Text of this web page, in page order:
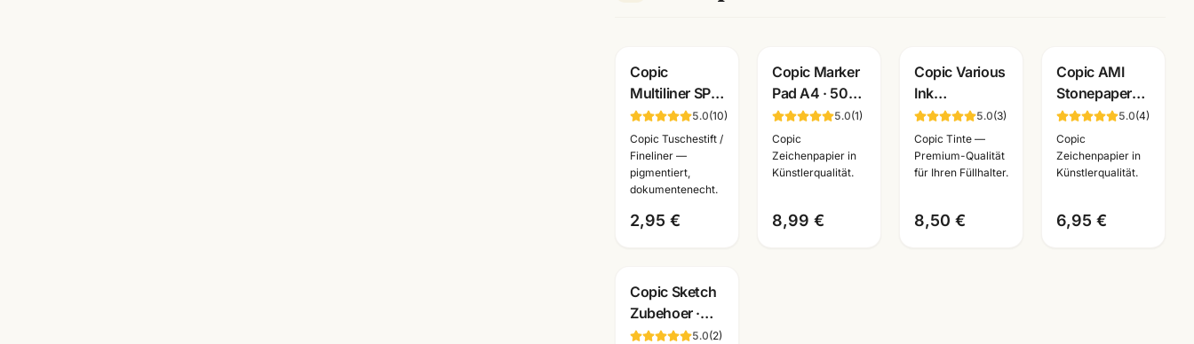
Copic
Multiliner SP
Fineliner
schwarz ·
pigmentiert ·
nachfüllbar ·
wählbare
Stärken
5.0(10)
Copic Tuschestift /
Fineliner —
pigmentiert,
dokumentenecht.
2,95 €
Copic Marker
Pad A4 · 50
Blatt 75g/m² ·
Layoutblock
für Marker ·
Mannheim
5.0(1)
Copic
Zeichenpapier in
Künstlerqualität.
8,99 €
Copic Various
Ink
Nachfueller ·
alle Farben
BV000-B99 ·
Künstlerbedarf
5.0(3)
Copic Tinte —
Premium-Qualität
für Ihren Füllhalter.
8,50 €
Copic AMI
Stonepaper
Block ·
Marker-Papier
aus Steinmehl
·
· Mannheim
5.0(4)
Copic
Zeichenpapier in
Künstlerqualität.
6,95 €
Copic Sketch
Zubehoer ·
Ersatzspitzen
5.0(2)